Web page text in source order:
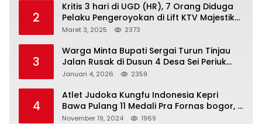
2
Kritis 3 hari di UGD (HR), 7 Orang Diduga
Pelaku Pengeroyokan di Lift KTV Majestik
Melenggang Bebas, Kantor Hukum JAP
Tanjungpinang
Maret 3, 2025 2373
3
Warga Minta Bupati Sergai Turun Tinjau
Jalan Rusak di Dusun 4 Desa Sei Periuk
Serdang Bedagai
Januari 4, 2026 2359
4
Atlet Judoka Kungfu Indonesia Kepri
Bawa Pulang 11 Medali Pra Fornas bogor, 3
Emas dan 8 Perunggu.
November 19, 2024 1969